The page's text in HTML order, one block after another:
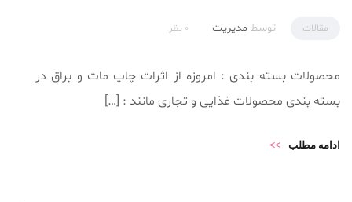
مقالات توسط مدیریت ۰ نظر
محصولات بسته بندی : امروزه از اثرات چاپ مات و براق در
بسته بندی محصولات غذایی و تجاری مانند : […]
ادامه مطلب >>